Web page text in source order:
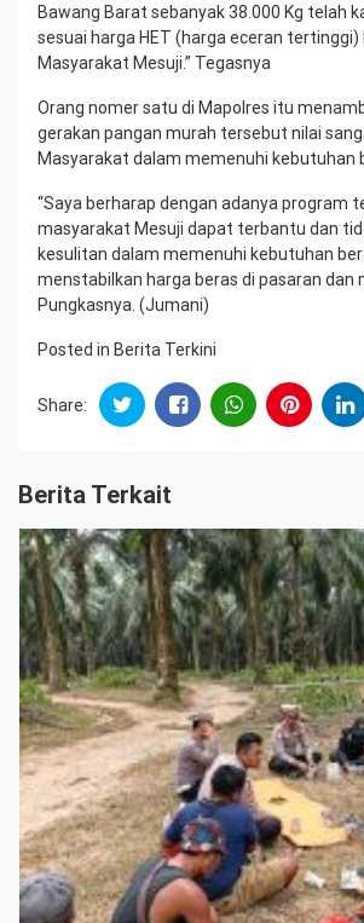
Bawang Barat sebanyak 38.000 Kg telah
sesuai harga HET (harga eceran tertinggi)
Masyarakat Mesuji.” Tegasnya
Orang nomer satu di Mapolres itu
gerakan pangan murah tersebut nilai
Masyarakat dalam memenuhi kebutuhan
“Saya berharap dengan adanya program
masyarakat Mesuji dapat terbantu dan
kesulitan dalam memenuhi kebutuhan
menstabilkan harga beras di pasaran dan
Pungkasnya. (Jumani)
Posted in Berita Terkini
Share:
Berita Terkait